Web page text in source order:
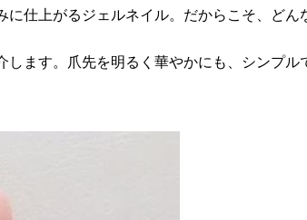
仕上がるジェルネイル。だからこそ、どん
ます。爪先を明るく華やかにも、シンプ